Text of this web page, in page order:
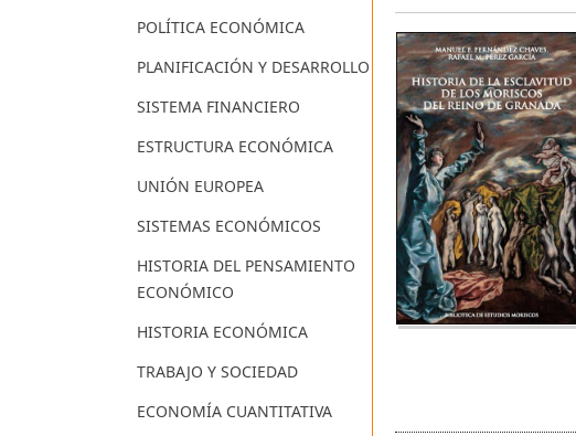
POLÍTICA ECONÓMICA
PLANIFICACIÓN Y DESARROLLO
SISTEMA FINANCIERO
ESTRUCTURA ECONÓMICA
UNIÓN EUROPEA
SISTEMAS ECONÓMICOS
HISTORIA DEL PENSAMIENTO
ECONÓMICO
HISTORIA ECONÓMICA
TRABAJO Y SOCIEDAD
ECONOMÍA CUANTITATIVA